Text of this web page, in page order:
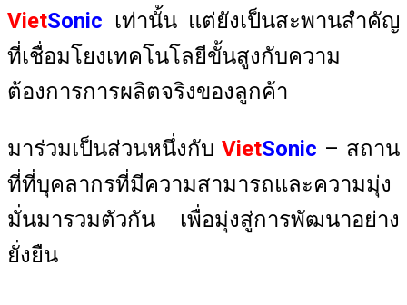
VietSonic เท่านั้น แต่ยังเป็นสะพานสำคัญ
ที่เชื่อมโยงเทคโนโลยีขั้นสูงกับความ
ต้องการการผลิตจริงของลูกค้า
มาร่วมเป็นส่วนหนึ่งกับ VietSonic – สถาน
ที่ที่บุคลากรที่มีความสามารถและความมุ่ง
มั่นมารวมตัวกัน เพื่อมุ่งสู่การพัฒนาอย่าง
ยั่งยืน